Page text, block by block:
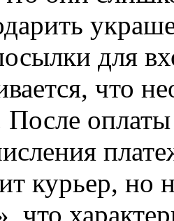
для
что
После
курьер, но
что